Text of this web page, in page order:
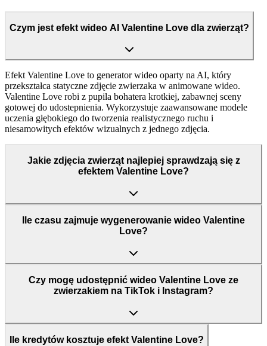
Czym jest efekt wideo AI Valentine Love dla zwierząt?
Efekt Valentine Love to generator wideo oparty na AI, który
przekształca statyczne zdjęcie zwierzaka w animowane wideo.
Valentine Love robi z pupila bohatera krotkiej, zabawnej sceny
gotowej do udostepnienia. Wykorzystuje zaawansowane modele
uczenia głębokiego do tworzenia realistycznego ruchu i
niesamowitych efektów wizualnych z jednego zdjęcia.
Jakie zdjęcia zwierząt najlepiej sprawdzają się z
efektem Valentine Love?
Ile czasu zajmuje wygenerowanie wideo Valentine
Love?
Czy mogę udostępnić wideo Valentine Love ze
zwierzakiem na TikTok i Instagram?
Ile kredytów kosztuje efekt Valentine Love?